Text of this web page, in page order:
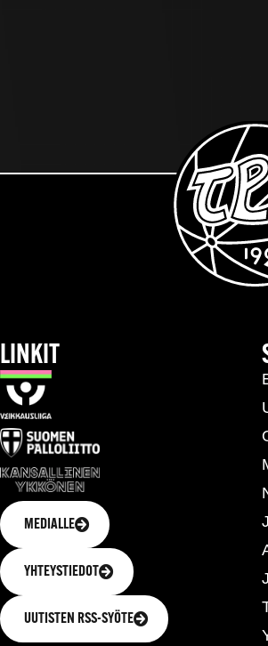
LINKIT
MEDIALLE
YHTEYSTIEDOT
UUTISTEN RSS-SYÖTE